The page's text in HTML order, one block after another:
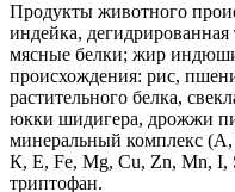
Продукты животного
индейка,
мясные белки; жир
происхождения: рис,
растительного белка,
юкки шидигера, дрожжи
минеральный комплекс
К, Е, Fe, Mg, Cu, Zn, Mn, I,
триптофан.